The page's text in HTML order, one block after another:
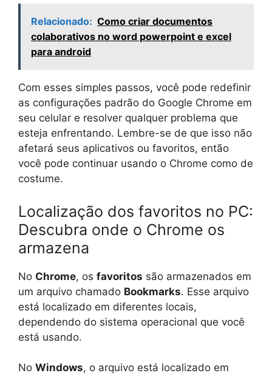
Relacionado: Como criar documentos
colaborativos no word powerpoint e excel
para android
Com esses simples passos, você pode redefinir
as configurações padrão do Google Chrome em
seu celular e resolver qualquer problema que
esteja enfrentando. Lembre-se de que isso não
afetará seus aplicativos ou favoritos, então
você pode continuar usando o Chrome como de
costume.
Localização dos favoritos no PC:
Descubra onde o Chrome os
armazena
No Chrome, os favoritos são armazenados em
um arquivo chamado Bookmarks. Esse arquivo
está localizado em diferentes locais,
dependendo do sistema operacional que você
está usando.
No Windows, o arquivo está localizado em